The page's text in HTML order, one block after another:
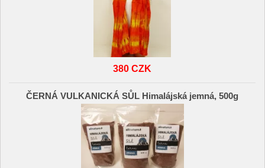
380 CZK
ČERNÁ VULKANICKÁ SŮL Himalájská jemná, 500g